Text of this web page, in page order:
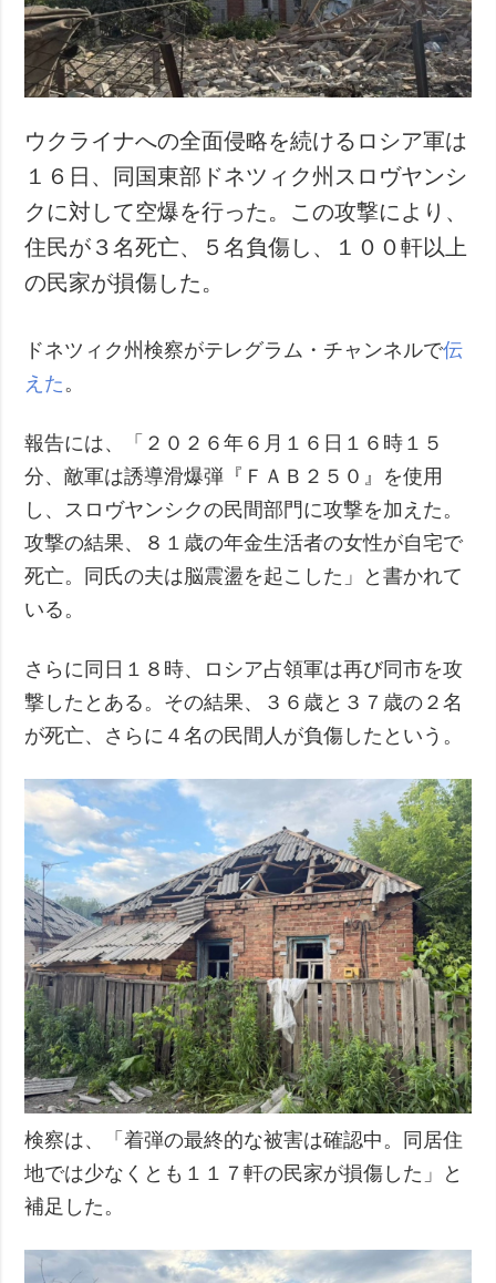
ウクライナへの全面侵略を続けるロシア軍は
１６日、同国東部ドネツィク州スロヴヤンシ
クに対して空爆を行った。この攻撃により、
住民が３名死亡、５名負傷し、１００軒以上
の民家が損傷した。
ドネツィク州検察がテレグラム・チャンネルで伝
えた。
報告には、「２０２６年６月１６日１６時１５
分、敵軍は誘導滑爆弾『ＦＡＢ２５０』を使用
し、スロヴヤンシクの民間部門に攻撃を加えた。
攻撃の結果、８１歳の年金生活者の女性が自宅で
死亡。同氏の夫は脳震盪を起こした」と書かれて
いる。
さらに同日１８時、ロシア占領軍は再び同市を攻
撃したとある。その結果、３６歳と３７歳の２名
が死亡、さらに４名の民間人が負傷したという。
検察は、「着弾の最終的な被害は確認中。同居住
地では少なくとも１１７軒の民家が損傷した」と
補足した。